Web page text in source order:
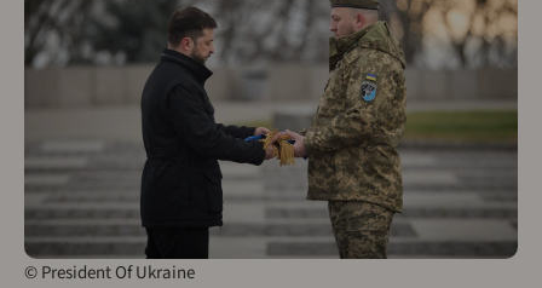
© President Of Ukraine